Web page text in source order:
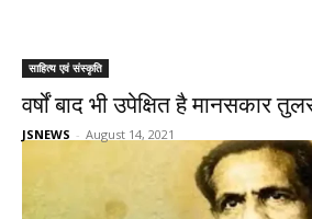
साहित्य एवं संस्कृति
वर्षों बाद भी उपेक्षित है मानसकार
JSNEWS - August 14, 2021